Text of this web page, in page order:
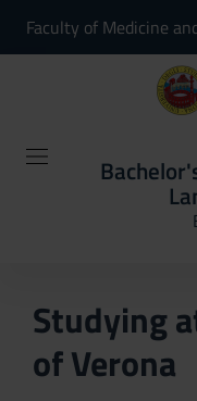
Faculty of Medicine
Studying
of Verona